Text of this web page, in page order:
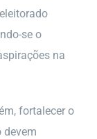
se o
na
fortalecer o
devem